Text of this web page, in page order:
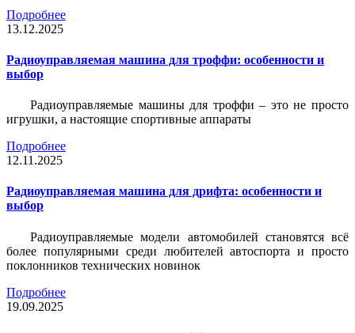
Подробнее
13.12.2025
Радиоуправляемая машина для троффи: особенности и
выбор
Радиоуправляемые машины для троффи – это не просто
игрушки, а настоящие спортивные аппараты
Подробнее
12.11.2025
Радиоуправляемая машина для дрифта: особенности и
выбор
Радиоуправляемые модели автомобилей становятся всё
более популярными среди любителей автоспорта и просто
поклонников технических новинок
Подробнее
19.09.2025